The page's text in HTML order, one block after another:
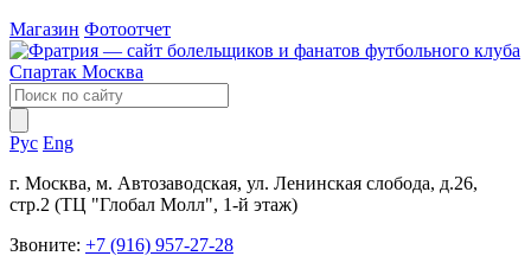
Магазин Фотоотчет
Рус Eng
г. Москва, м. Автозаводская, ул. Ленинская слобода, д.26,
стр.2 (ТЦ "Глобал Молл", 1-й этаж)
Звоните: +7 (916) 957-27-28